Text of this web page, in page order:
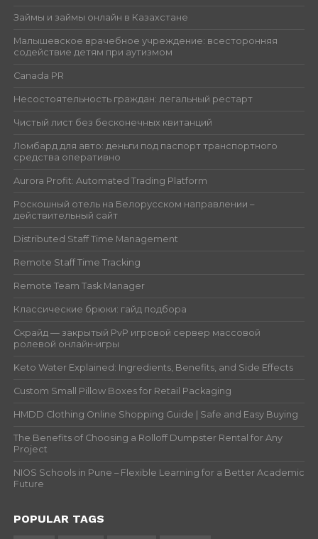
Займы и займы онлайн в Казахстане
Малышевское врачебное учреждение: всесторонняя
содействие детям при аутизмом
Canada PR
Несостоятельность граждан: легальный рестарт
Чистый лист без бесконечных квитанций
Ломбард для авто: деньги под паспорт транспортного
средства оперативно
Aurora Profit: Automated Trading Platform
Роскошный отель на Белорусском направлении –
действительный сайт
Distributed Staff Time Management
Remote Staff Time Tracking
Remote Team Task Manager
Классические брюки: гайд подбора
Скрайд — закрытый PvP игровой сервер массовой
ролевой онлайн‑игры
Keto Water Explained: Ingredients, Benefits, and Side Effects
Custom Small Pillow Boxes for Retail Packaging
HMDD Clothing Online Shopping Guide | Safe and Easy Buying
The Benefits of Choosing a Rolloff Dumpster Rental for Any
Project
NIOS Schools in Pune – Flexible Learning for a Better Academic
Future
POPULAR TAGS